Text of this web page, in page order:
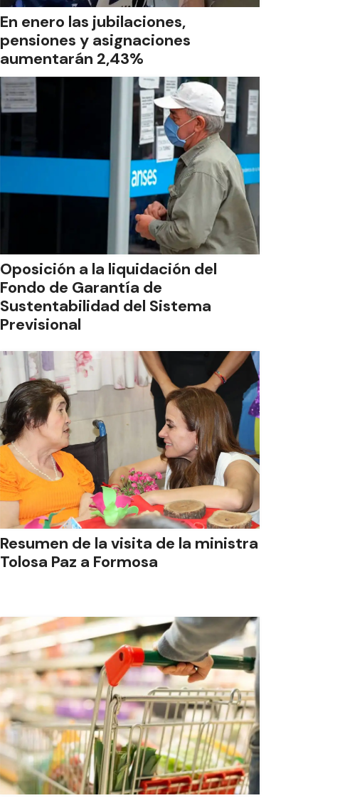
En enero las jubilaciones,
pensiones y asignaciones
aumentarán 2,43%
Oposición a la liquidación del
Fondo de Garantía de
Sustentabilidad del Sistema
Previsional
Resumen de la visita de la ministra
Tolosa Paz a Formosa